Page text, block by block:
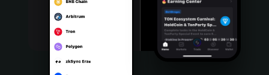
Bahasa Indonesia